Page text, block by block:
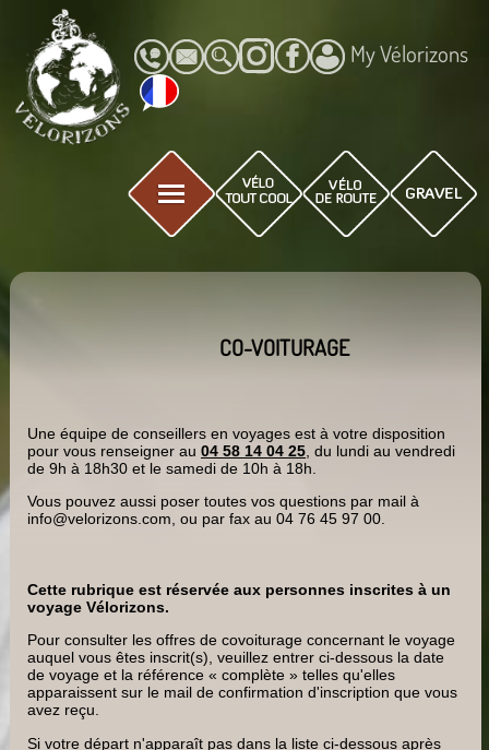
My Vélorizons
CO-VOITURAGE
Une équipe de conseillers en voyages est à votre disposition
pour vous renseigner au 04 58 14 04 25 , du lundi au vendredi
de 9h à 18h30 et le samedi de 10h à 18h.
Vous pouvez aussi poser toutes vos questions par mail à
info@velorizons.com, ou par fax au 04 76 45 97 00.
Cette rubrique est réservée aux personnes inscrites à un
voyage Vélorizons.
Pour consulter les offres de covoiturage concernant le voyage
auquel vous êtes inscrit(s), veuillez entrer ci-dessous la date
de voyage et la référence « complète » telles qu'elles
apparaissent sur le mail de confirmation d'inscription que vous
avez reçu.
Si votre départ n'apparaît pas dans la liste ci-dessous après